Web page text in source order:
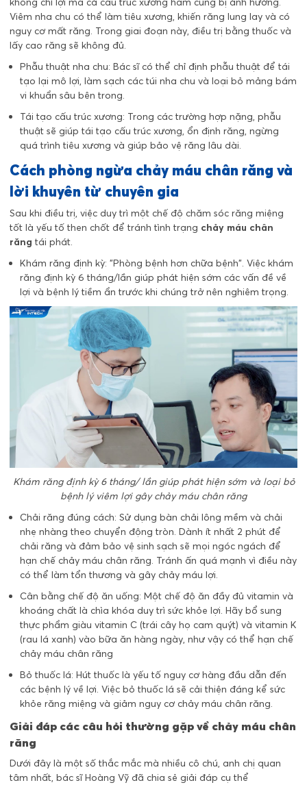
Viêm nha chu có thể làm tiêu xương, khiến răng lung lay và có
nguy cơ mất răng. Trong giai đoạn này, điều trị bằng thuốc và
lấy cao răng sẽ không đủ.
Phẫu thuật nha chu: Bác sĩ có thể chỉ định phẫu thuật để tái
tạo lại mô lợi, làm sạch các túi nha chu và loại bỏ mảng bám
vi khuẩn sâu bên trong.
Tái tạo cấu trúc xương: Trong các trường hợp nặng, phẫu
thuật sẽ giúp tái tạo cấu trúc xương, ổn định răng, ngừng
quá trình tiêu xương và giúp bảo vệ răng lâu dài.
Cách phòng ngừa chảy máu chân răng và
lời khuyên từ chuyên gia
Sau khi điều trị, việc duy trì một chế độ chăm sóc răng miệng
tốt là yếu tố then chốt để tránh tình trạng chảy máu chân
răng tái phát.
Khám răng định kỳ: "Phòng bệnh hơn chữa bệnh". Việc khám
răng định kỳ 6 tháng/lần giúp phát hiện sớm các vấn đề về
lợi và bệnh lý tiềm ẩn trước khi chúng trở nên nghiêm trọng.
Khám răng định kỳ 6 tháng/ lần giúp phát hiện sớm và loại bỏ
bệnh lý viêm lợi gây chảy máu chân răng
Chải răng đúng cách: Sử dụng bàn chải lông mềm và chải
nhẹ nhàng theo chuyển động tròn. Dành ít nhất 2 phút để
chải răng và đảm bảo vệ sinh sạch sẽ mọi ngóc ngách để
hạn chế chảy máu chân răng. Tránh ấn quá mạnh vì điều này
có thể làm tổn thương và gây chảy máu lợi.
Cân bằng chế độ ăn uống: Một chế độ ăn đầy đủ vitamin và
khoáng chất là chìa khóa duy trì sức khỏe lợi. Hãy bổ sung
thực phẩm giàu vitamin C (trái cây họ cam quýt) và vitamin K
(rau lá xanh) vào bữa ăn hàng ngày, như vậy có thể hạn chế
chảy máu chân răng
Bỏ thuốc lá: Hút thuốc là yếu tố nguy cơ hàng đầu dẫn đến
các bệnh lý về lợi. Việc bỏ thuốc lá sẽ cải thiện đáng kể sức
khỏe răng miệng và giảm nguy cơ chảy máu chân răng.
Giải đáp các câu hỏi thường gặp về chảy máu chân
răng
Dưới đây là một số thắc mắc mà nhiều cô chú, anh chị quan
tâm nhất, bác sĩ Hoàng Vỹ đã chia sẻ giải đáp cụ thể